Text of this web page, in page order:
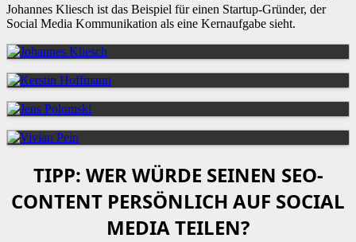
Johannes Kliesch ist das Beispiel für einen Startup-Gründer, der
Social Media Kommunikation als eine Kernaufgabe sieht.
TIPP: WER WÜRDE SEINEN SEO-
CONTENT PERSÖNLICH AUF SOCIAL
MEDIA TEILEN?